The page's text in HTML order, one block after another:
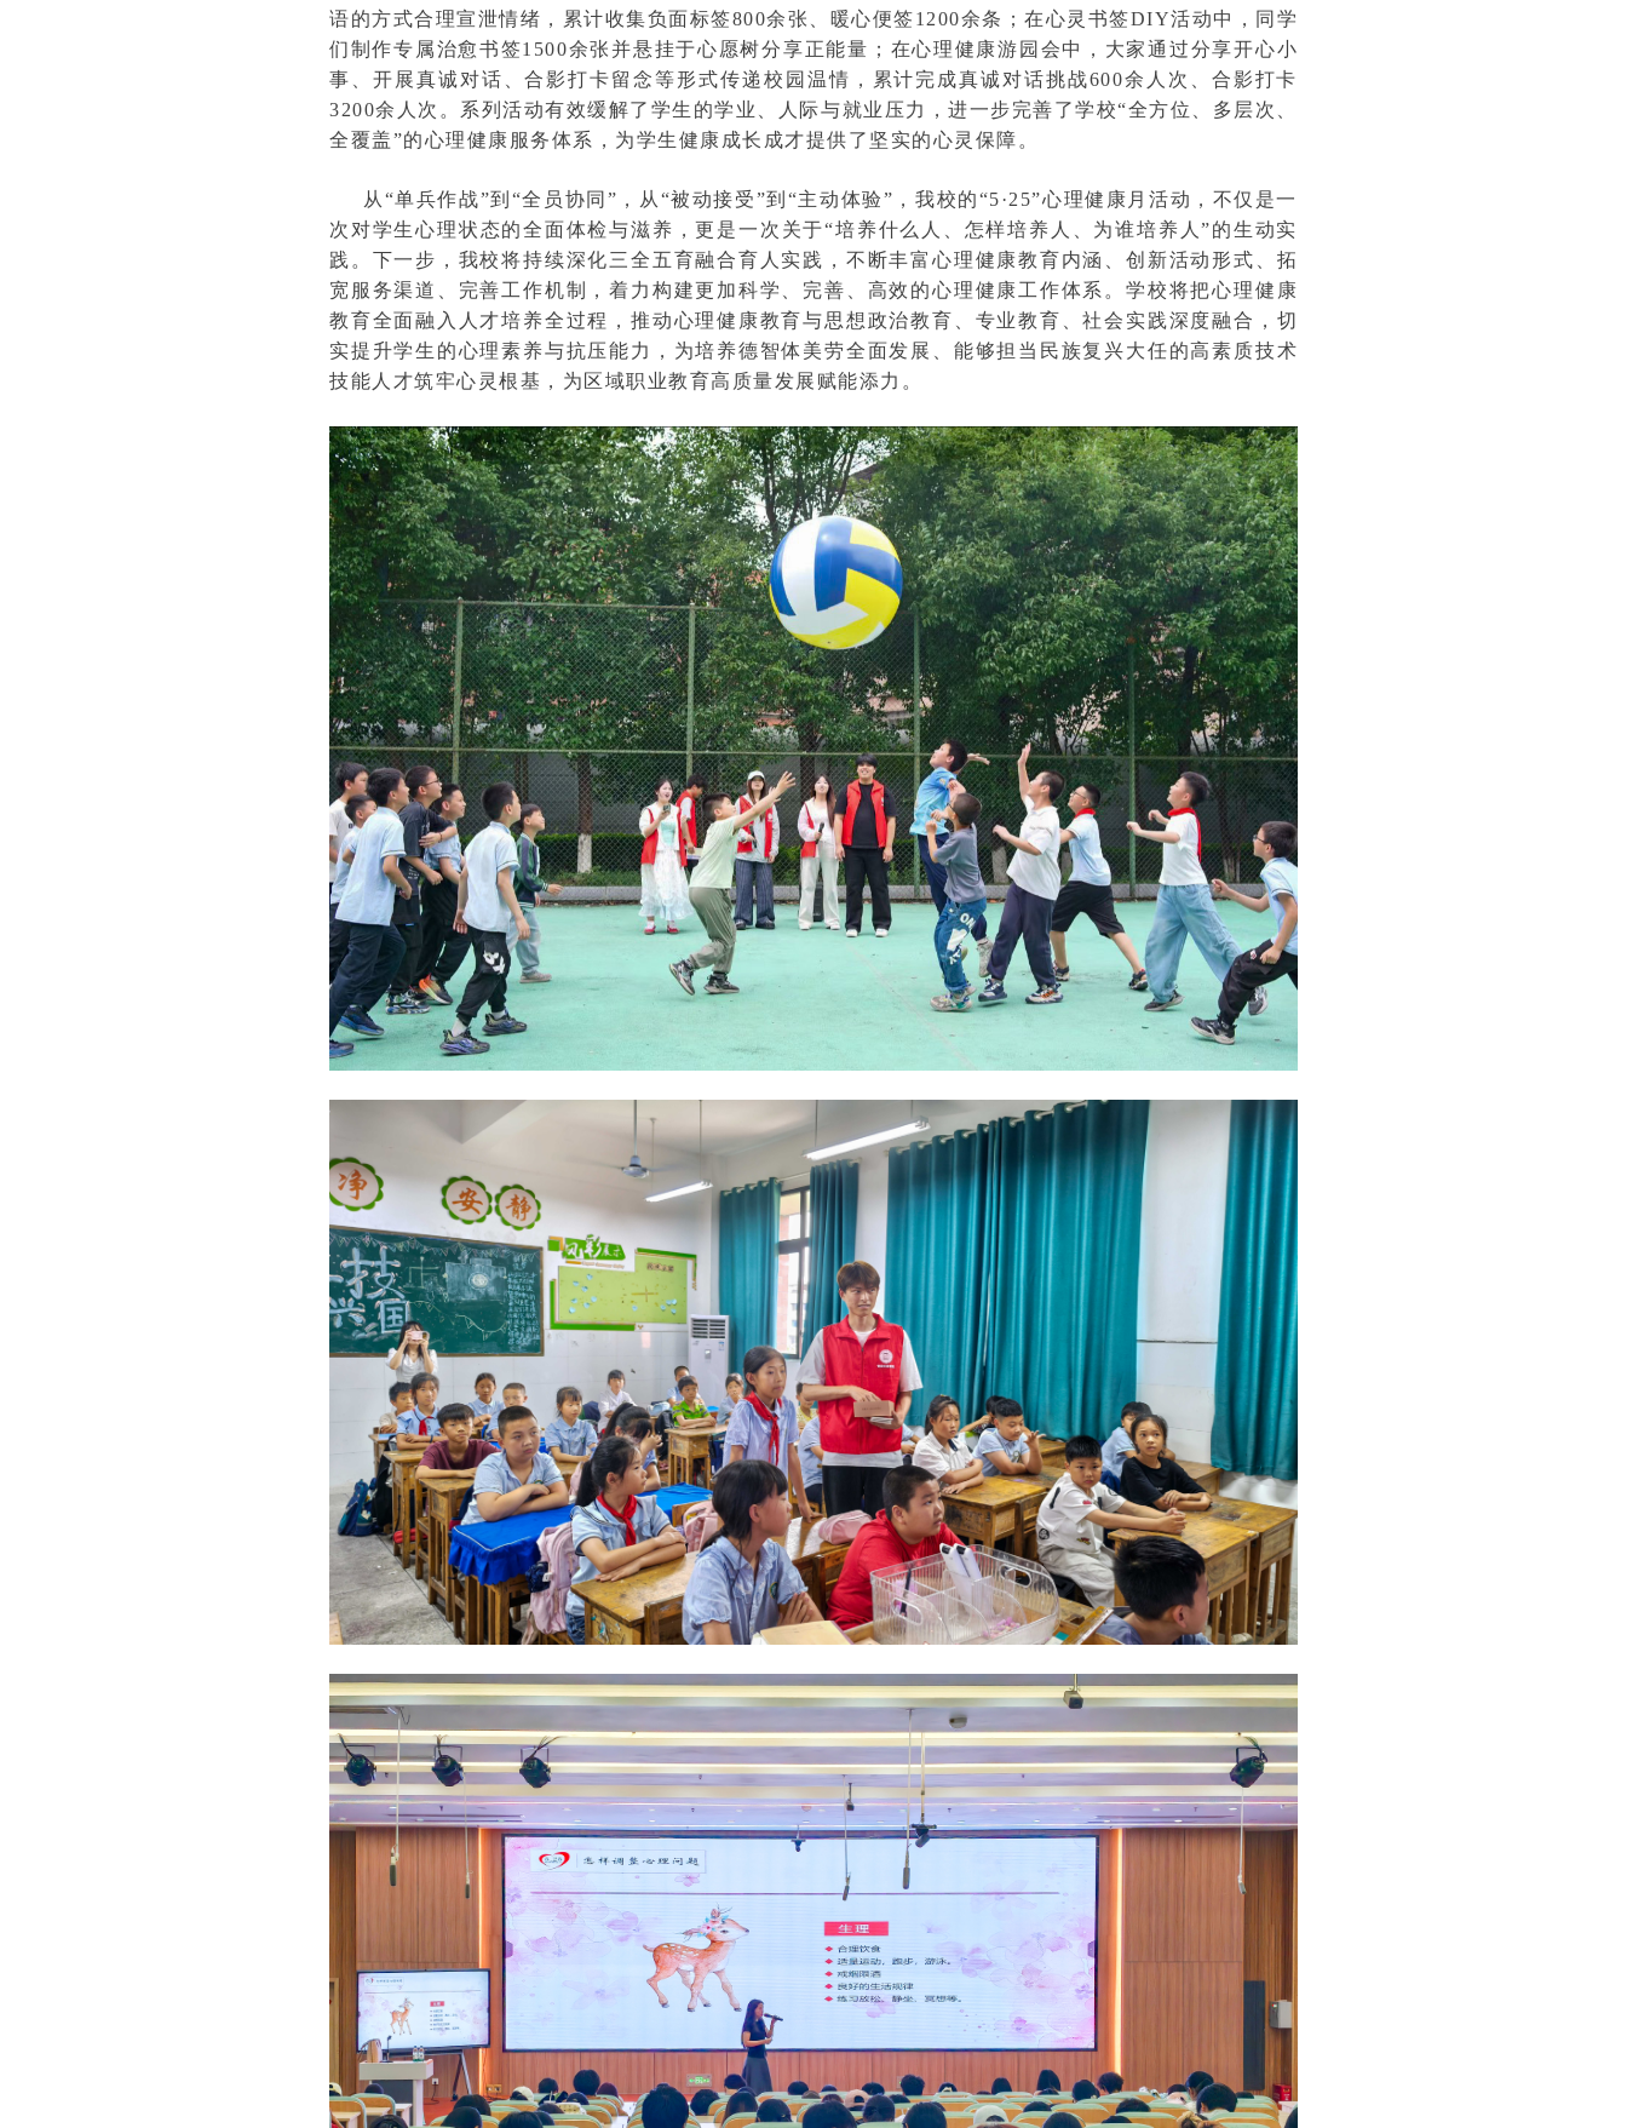
语的方式合理宣泄情绪，累计收集负面标签800余张、暖心便签1200余条；在心灵书签DIY活动中，同学
们制作专属治愈书签1500余张并悬挂于心愿树分享正能量；在心理健康游园会中，大家通过分享开心小
事、开展真诚对话、合影打卡留念等形式传递校园温情，累计完成真诚对话挑战600余人次、合影打卡
3200余人次。系列活动有效缓解了学生的学业、人际与就业压力，进一步完善了学校“全方位、多层次、
全覆盖”的心理健康服务体系，为学生健康成长成才提供了坚实的心灵保障。
从“单兵作战”到“全员协同”，从“被动接受”到“主动体验”，我校的“5·25”心理健康月活动，不仅是一
次对学生心理状态的全面体检与滋养，更是一次关于“培养什么人、怎样培养人、为谁培养人”的生动实
践。下一步，我校将持续深化三全五育融合育人实践，不断丰富心理健康教育内涵、创新活动形式、拓
宽服务渠道、完善工作机制，着力构建更加科学、完善、高效的心理健康工作体系。学校将把心理健康
教育全面融入人才培养全过程，推动心理健康教育与思想政治教育、专业教育、社会实践深度融合，切
实提升学生的心理素养与抗压能力，为培养德智体美劳全面发展、能够担当民族复兴大任的高素质技术
技能人才筑牢心灵根基，为区域职业教育高质量发展赋能添力。